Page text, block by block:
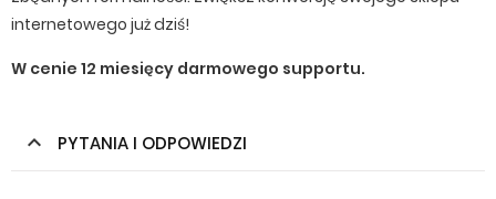
internetowego już dziś!
W cenie 12 miesięcy darmowego supportu.
PYTANIA I ODPOWIEDZI